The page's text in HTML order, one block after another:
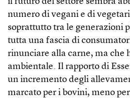
numero di vegani e di
soprattutto tra le generazioni
tutta una fascia di
rinunciare alla carne, ma che
ambientale. Il rapporto di
un incremento degli
marcato per i bovini, meno